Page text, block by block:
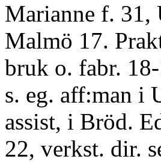
Marianne f.
Malmö 17.
bruk o. fabr.
s. eg. aff:man i
assist, i Bröd.
22, verkst. dir.